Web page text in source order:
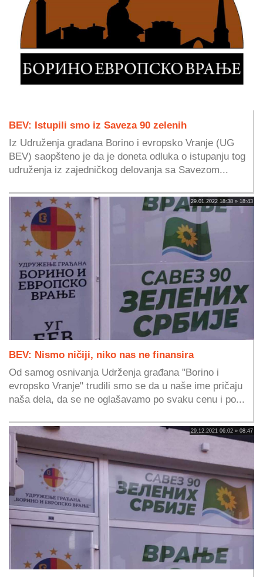
BEV: Istupili smo iz Saveza 90 zelenih
Iz Udruženja građana Borino i evropsko Vranje (UG
BEV) saopšteno je da je doneta odluka o istupanju tog
udruženja iz zajedničkog delovanja sa Savezom...
29.01.2022 18:38 » 18:43
BEV: Nismo ničiji, niko nas ne finansira
Od samog osnivanja Udrženja građana "Borino i
evropsko Vranje" trudili smo se da u naše ime pričaju
naša dela, da se ne oglašavamo po svaku cenu i po...
29.12.2021 06:02 » 08:47